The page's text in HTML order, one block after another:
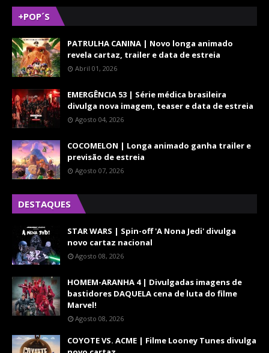
+POP´S
PATRULHA CANINA | Novo longa animado
revela cartaz, trailer e data de estreia
Abril 01, 2026
EMERGÊNCIA 53 | Série médica brasileira
divulga nova imagem, teaser e data de estreia
Agosto 04, 2026
COCOMELON | Longa animado ganha trailer e
previsão de estreia
Agosto 07, 2026
DESTAQUES
STAR WARS | Spin-off 'A Nona Jedi' divulga
novo cartaz nacional
Agosto 08, 2026
HOMEM-ARANHA 4 | Divulgadas imagens de
bastidores DAQUELA cena de luta do filme
Marvel!
Agosto 08, 2026
COYOTE VS. ACME | Filme Looney Tunes divulga